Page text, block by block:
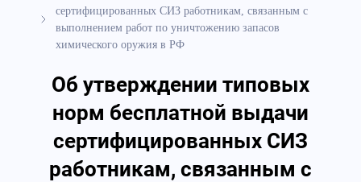
сертифицированных СИЗ работникам, связанным с
выполнением работ по уничтожению запасов
химического оружия в РФ
Об утверждении типовых
норм бесплатной выдачи
сертифицированных СИЗ
работникам, связанным с